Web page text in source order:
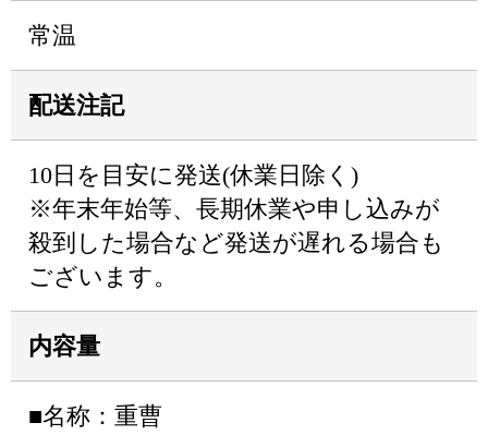
常温
配送注記
10日を目安に発送(休業日除く)
※年末年始等、長期休業や申し込みが
殺到した場合など発送が遅れる場合も
ございます。
内容量
■名称：重曹